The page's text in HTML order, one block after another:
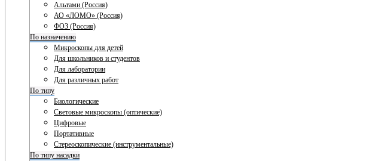
Альтами (Россия)
АО «ЛОМО» (Россия)
ФОЗ (Россия)
По назначению
Микроскопы для детей
Для школьников и студентов
Для лаборатории
Для различных работ
По типу
Биологические
Световые микроскопы (оптические)
Цифровые
Портативные
Стереоскопические (инструментальные)
По типу насадки